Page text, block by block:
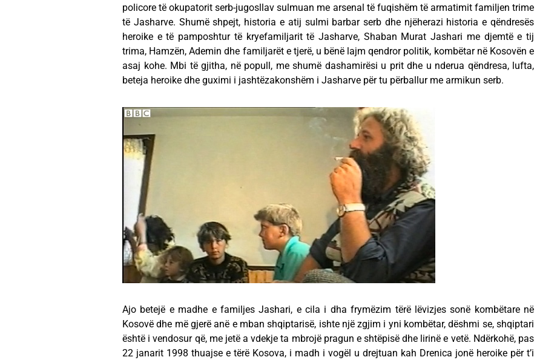
policore të okupatorit serb-jugosllav sulmuan me arsenal të fuqishëm të armatimit familjen trime
të Jasharve. Shumë shpejt, historia e atij sulmi barbar serb dhe njëherazi historia e qëndresës
heroike e të pamposhtur të kryefamiljarit të Jasharve, Shaban Murat Jashari me djemtë e tij
trima, Hamzën, Ademin dhe familjarët e tjerë, u bënë lajm qendror politik, kombëtar në Kosovën e
asaj kohe. Mbi të gjitha, në popull, me shumë dashamirësi u prit dhe u nderua qëndresa, lufta,
beteja heroike dhe guximi i jashtëzakonshëm i Jasharve për tu përballur me armikun serb.
Ajo betejë e madhe e familjes Jashari, e cila i dha frymëzim tërë lëvizjes sonë kombëtare në
Kosovë dhe më gjerë anë e mban shqiptarisë, ishte një zgjim i yni kombëtar, dëshmi se, shqiptari
është i vendosur që, me jetë a vdekje ta mbrojë pragun e shtëpisë dhe lirinë e vetë. Ndërkohë, pas
22 janarit 1998 thuajse e tërë Kosova, i madh i vogël u drejtuan kah Drenica jonë heroike për t’i